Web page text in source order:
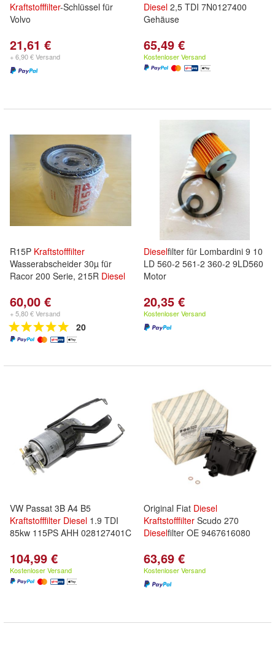
Kraftstofffilter-Schlüssel für
Volvo
21,61 €
+ 6,90 € Versand
Diesel 2,5 TDI 7N0127400
Gehäuse
65,49 €
Kostenloser Versand
R15P Kraftstofffilter
Wasserabscheider 30µ für
Racor 200 Serie, 215R Diesel
60,00 €
+ 5,80 € Versand
20
Dieselfilter für Lombardini 9 10
LD 560-2 561-2 360-2 9LD560
Motor
20,35 €
Kostenloser Versand
VW Passat 3B A4 B5
Kraftstofffilter Diesel 1.9 TDI
85kw 115PS AHH 028127401C
104,99 €
Kostenloser Versand
Original Fiat Diesel
Kraftstofffilter Scudo 270
Dieselfilter OE 9467616080
63,69 €
Kostenloser Versand